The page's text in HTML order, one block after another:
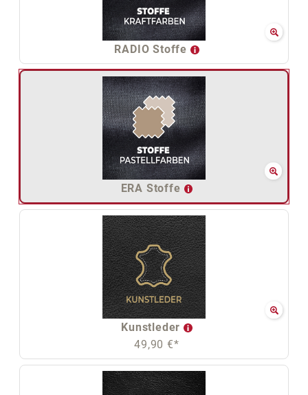
RADIO Stoffe
ERA Stoffe
Kunstleder
49,90 €*